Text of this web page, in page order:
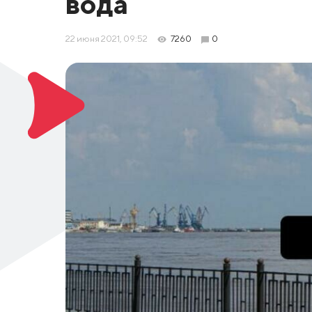
22 июня 2021, 09:52 7260 0